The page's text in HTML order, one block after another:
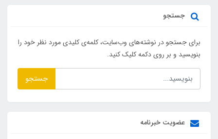
جستجو
برای جستجو در نوشته‌های وب‌سایت، کلمه‌ی کلیدی مورد نظر خود را
بنویسید و بر روی دکمه کلیک کنید.
جستجو
عضویت خبرنامه